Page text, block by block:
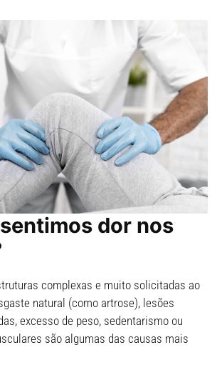
dor nos
complexas e muito solicitadas ao
natural (como artrose), lesões
excesso de peso, sedentarismo ou
são algumas das causas mais